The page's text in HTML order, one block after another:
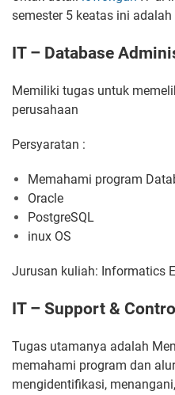
semester 5 keatas ini
IT – Database
Memiliki tugas untuk
perusahaan
Persyaratan :
Memahami program
Oracle
PostgreSQL
inux OS
Jurusan kuliah: Informatics
IT – Support &
Tugas utamanya adalah
memahami program dan
mengidentifikasi,